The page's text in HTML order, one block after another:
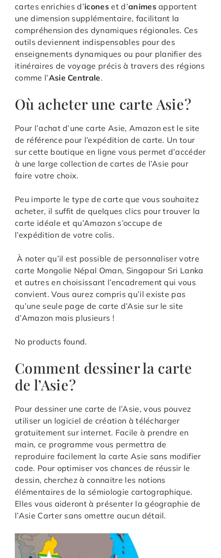
cartes enrichies d’icones et d’animesapportent
une dimension supplémentaire, facilitant la
compréhension des dynamiques régionales. Ces
outils deviennent indispensables pour des
enseignements dynamiques ou pour planifier des
itinéraires de voyage précis à travers des régions
comme l’Asie Centrale.
Où acheter une carte Asie ?
Pour l’achat d’une carte Asie, Amazon est le site
de référence pour l’expédition de carte. Un tour
sur cette boutique en ligne vous permet d’accéder
à une large collection de cartes de l’Asie pour
faire votre choix.
Peu importe le type de carte que vous souhaitez
acheter, il suffit de quelques clics pour trouver la
carte idéale et qu’Amazon s’occupe de
l’expédition de votre colis.
À noter qu’il est possible de personnaliser votre
carte Mongolie Népal Oman, Singapour Sri Lanka
et autres en choisissant l’encadrement qui vous
convient. Vous aurez compris qu’il existe pas
qu’une seule page de carte d’Asie sur le site
d’Amazon mais plusieurs !
No products found.
Comment dessiner la carte
de l’Asie ?
Pour dessiner une carte de l’Asie, vous pouvez
utiliser un logiciel de création à télécharger
gratuitement sur internet. Facile à prendre en
main, ce programme vous permettra de
reproduire facilement la carte Asie sans modifier
code. Pour optimiser vos chances de réussir le
dessin, cherchez à connaitre les notions
élémentaires de la sémiologie cartographique.
Elles vous aideront à présenter la géographie de
l’Asie Carter sans omettre aucun détail.